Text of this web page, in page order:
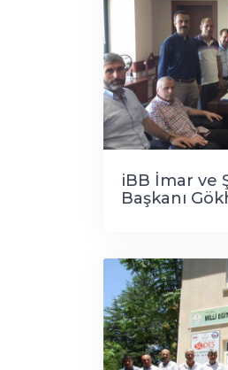
iBB İmar ve
Başkanı